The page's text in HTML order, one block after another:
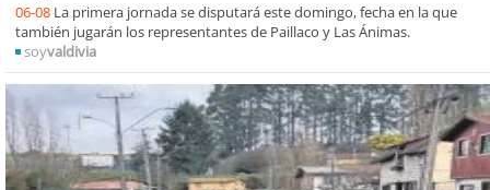
06-08 La primera jornada se disputará este domingo, fecha en la que
también jugarán los representantes de Paillaco y Las Ánimas.
soyvaldivia